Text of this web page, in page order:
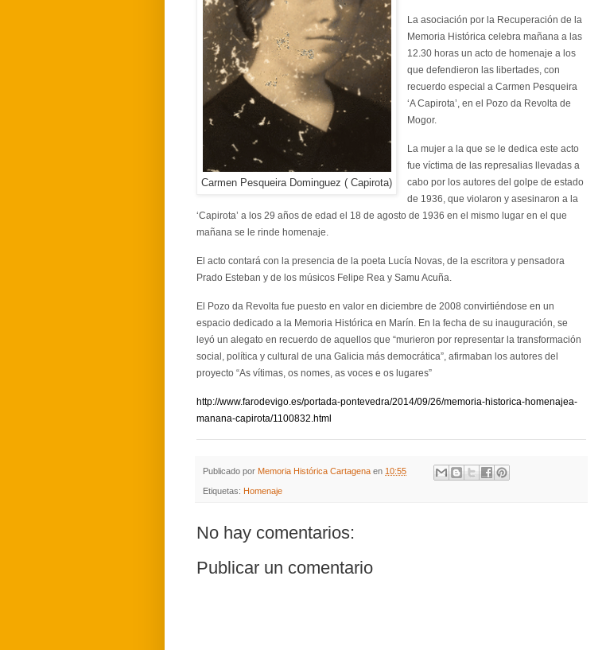
Carmen Pesqueira Dominguez ( Capirota)
La asociación por la Recuperación de la
Memoria Histórica celebra mañana a las
12.30 horas un acto de homenaje a los
que defendieron las libertades, con
recuerdo especial a Carmen Pesqueira
‘A Capirota’, en el Pozo da Revolta de
Mogor.
La mujer a la que se le dedica este acto
fue víctima de las represalias llevadas a
cabo por los autores del golpe de estado
de 1936, que violaron y asesinaron a la
‘Capirota’ a los 29 años de edad el 18 de agosto de 1936 en el mismo lugar en el que
mañana se le rinde homenaje.
El acto contará con la presencia de la poeta Lucía Novas, de la escritora y pensadora
Prado Esteban y de los músicos Felipe Rea y Samu Acuña.
El Pozo da Revolta fue puesto en valor en diciembre de 2008 convirtiéndose en un
espacio dedicado a la Memoria Histórica en Marín. En la fecha de su inauguración, se
leyó un alegato en recuerdo de aquellos que “murieron por representar la transformación
social, política y cultural de una Galicia más democrática”, afirmaban los autores del
proyecto “As vítimas, os nomes, as voces e os lugares”
http://www.farodevigo.es/portada-pontevedra/2014/09/26/memoria-historica-homenajea-
manana-capirota/1100832.html
Publicado por Memoria Histórica Cartagena en 10:55
Etiquetas: Homenaje
No hay comentarios:
Publicar un comentario